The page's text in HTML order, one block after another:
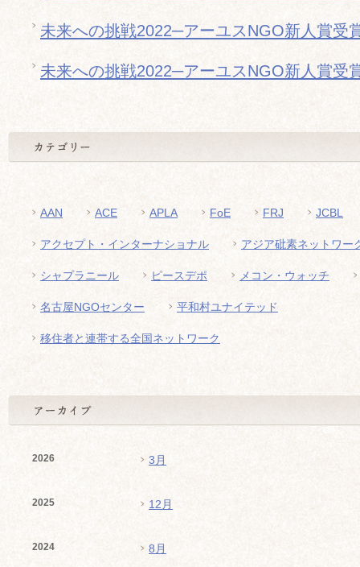
未来への挑戦2022─アーユスNGO新人賞受
未来への挑戦2022─アーユスNGO新人賞受
AAN ACE APLA FoE FRJ JCBL
アクセプト・インターナショナル アジア砒素ネットワー
シャプラニール ピースデポ メコン・ウォッチ
名古屋NGOセンター 平和村ユナイテッド
移住者と連帯する全国ネットワーク
2026 3月
2025 12月
2024 8月